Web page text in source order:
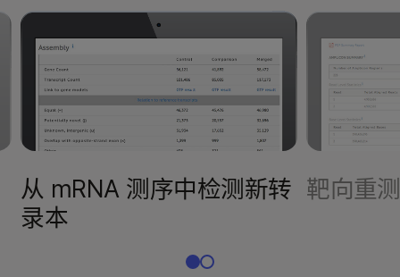
从 mRNA 测序中检测新转
录本
靶向重